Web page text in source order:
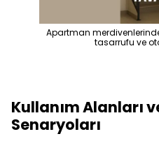
Apartman
tasarrufu ve
Kullanım Alanları
Senaryoları